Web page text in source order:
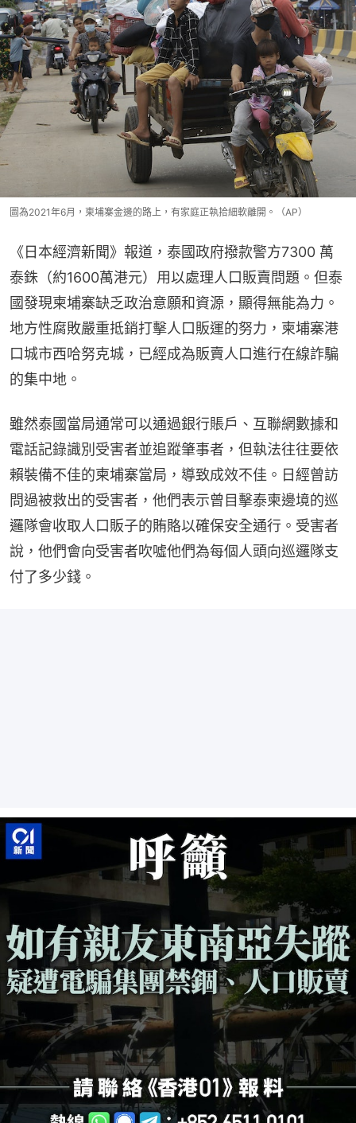
圖為2021年6月，柬埔寨金邊的路上，有家庭正執拾細軟離開。（AP）
《日本經濟新聞》報道，泰國政府撥款警方7300 萬
泰銖（約1600萬港元）用以處理人口販賣問題。但泰
國發現柬埔寨缺乏政治意願和資源，顯得無能為力。
地方性腐敗嚴重抵銷打擊人口販運的努力，柬埔寨港
口城市西哈努克城，已經成為販賣人口進行在線詐騙
的集中地。
雖然泰國當局通常可以通過銀行賬戶、互聯網數據和
電話記錄識別受害者並追蹤肇事者，但執法往往要依
賴裝備不佳的柬埔寨當局，導致成效不佳。日經曾訪
問過被救出的受害者，他們表示曾目擊泰柬邊境的巡
邏隊會收取人口販子的賄賂以確保安全通行。受害者
說，他們會向受害者吹噓他們為每個人頭向巡邏隊支
付了多少錢。